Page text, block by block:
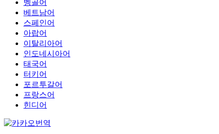
벵골어
베트남어
스페인어
아랍어
이탈리아어
인도네시아어
태국어
터키어
포르투갈어
프랑스어
힌디어